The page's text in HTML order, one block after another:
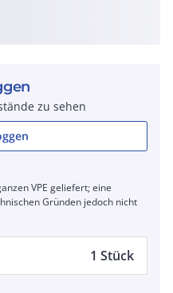
zu sehen
VPE geliefert; eine
Gründen jedoch nicht
1 Stück